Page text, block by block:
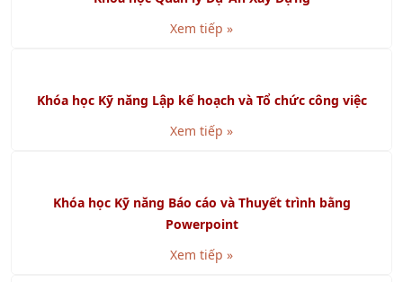
Khóa học VDA 6.3 - Chuyên Gia Đánh Giá Quá Trình
Xem tiếp »